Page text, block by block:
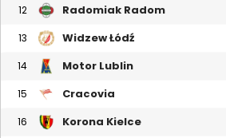
12 Radomiak Radom
13 Widzew Łódź
14 Motor Lublin
15 Cracovia
16 Korona Kielce